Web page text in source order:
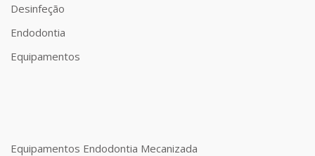
Desinfeção
Endodontia
Equipamentos
Equipamentos Endodontia Mecanizada